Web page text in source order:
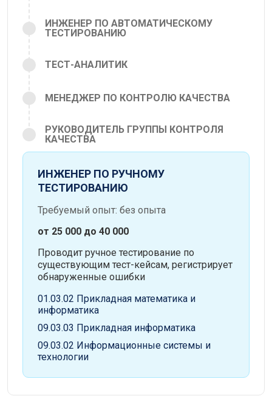
ИНЖЕНЕР ПО АВТОМАТИЧЕСКОМУ
ТЕСТИРОВАНИЮ
ТЕСТ-АНАЛИТИК
МЕНЕДЖЕР ПО КОНТРОЛЮ КАЧЕСТВА
РУКОВОДИТЕЛЬ ГРУППЫ КОНТРОЛЯ
КАЧЕСТВА
ИНЖЕНЕР ПО РУЧНОМУ
ТЕСТИРОВАНИЮ
Требуемый опыт: без опыта
от 25 000 до 40 000
Проводит ручное тестирование по
существующим тест-кейсам, регистрирует
обнаруженные ошибки
01.03.02 Прикладная математика и
информатика
09.03.03 Прикладная информатика
09.03.02 Информационные системы и
технологии